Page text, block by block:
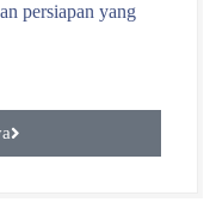
persiapan yang